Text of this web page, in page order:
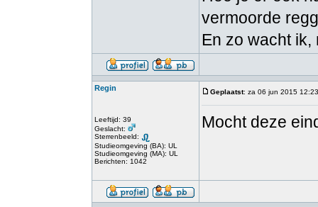
vermoorde
En zo wacht
Regin
Leeftijd: 39
Geslacht:
Sterrenbeeld:
Studieomgeving (BA): UL
Studieomgeving (MA): UL
Berichten: 1042
Geplaatst: za 06 jun 2015 12:23
Mocht deze